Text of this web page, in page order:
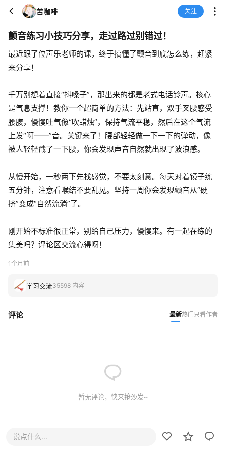
苦咖啡 关注
颤音练习小技巧分享，走过路过别错过！
最近跟了位声乐老师的课，终于搞懂了颤音到底怎么练，赶紧
来分享！
千万别想着直接“抖嗓子”，那出来的都是老式电话铃声。核心
是气息支撑！教你一个超简单的方法：先站直，双手叉腰感受
腰腹，慢慢吐气像“吹蜡烛”，保持气流平稳，然后在这个气流
上发“啊——”音。关键来了！腰部轻轻做一下一下的弹动，像
被人轻轻戳了一下腰，你会发现声音自然就出现了波浪感。
从慢开始，一秒两下先找感觉，不要太刻意。每天对着镜子练
五分钟，注意看喉结不要乱晃。坚持一周你会发现颤音从“硬
挤”变成“自然流淌”了。
刚开始不标准很正常，别给自己压力，慢慢来。有一起在练的
集美吗？评论区交流心得呀！
1个月前
学习交流35598 内容
评论 最新热门 只看作者
暂无评论，快来抢沙发~
说点什么...